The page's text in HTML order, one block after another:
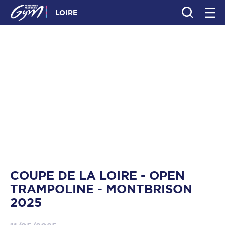
LOIRE
COUPE DE LA LOIRE - OPEN
TRAMPOLINE - MONTBRISON
2025